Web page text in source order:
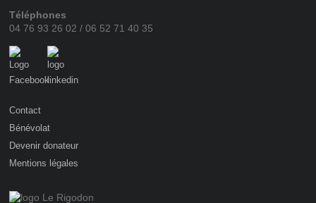
Téléphones
04 76 93 26 02 / 06 52 71 40 35
Contact
Bénévolat
Devenir donateur
Mentions légales